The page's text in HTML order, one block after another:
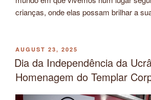
crianças, onde elas possam brilhar a
POSTED
ON
AUGUST 23, 2025
Dia da Independência da
Homenagem do Templar